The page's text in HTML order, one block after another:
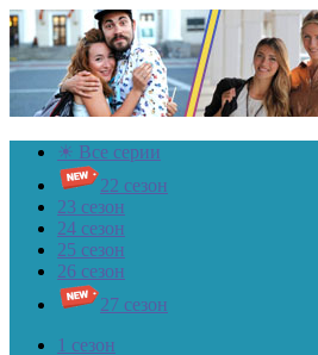
☀ Все серии
22 сезон
23 сезон
24 сезон
25 сезон
26 сезон
27 сезон
1 сезон